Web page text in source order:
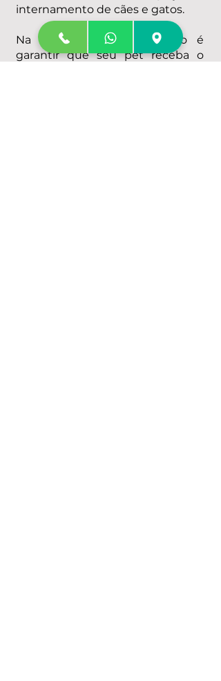
internamento de cães e gatos.
Na Hospvet, nosso objetivo é
garantir que seu pet receba o